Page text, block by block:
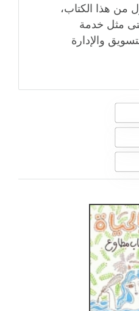
من هذا الكتاب،
مثل خدمة
والإدارة